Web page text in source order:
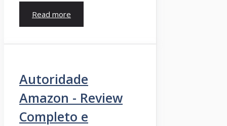
Read more
Autoridade
Amazon - Review
Completo e